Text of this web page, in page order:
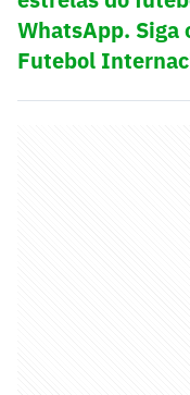
WhatsApp. Siga
Futebol